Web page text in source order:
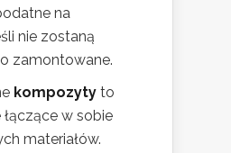
na
nie zostaną
zamontowane.
kompozyty to
w sobie
materiałów.